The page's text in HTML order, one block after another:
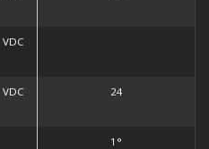
VDC
VDC 24
1°